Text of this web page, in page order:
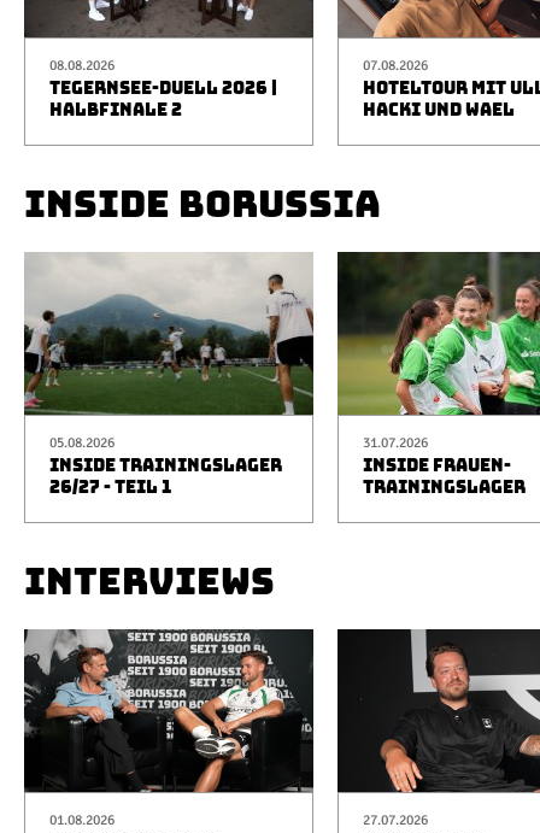
08.08.2026
TEGERNSEE-DUELL 2026 |
HALBFINALE 2
07.08.2026
HOTELTOUR MIT
HACKI UND WAEL
INSIDE BORUSSIA
05.08.2026
INSIDE TRAININGSLAGER
26/27 - TEIL 1
31.07.2026
INSIDE FRAUEN-
TRAININGSLAGER
INTERVIEWS
01.08.2026 27.07.2026